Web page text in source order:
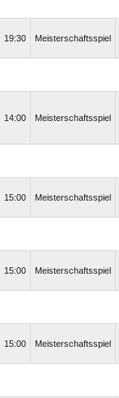
19:30 Meisterschaftsspiel
14:00 Meisterschaftsspiel
15:00 Meisterschaftsspiel
15:00 Meisterschaftsspiel
15:00 Meisterschaftsspiel